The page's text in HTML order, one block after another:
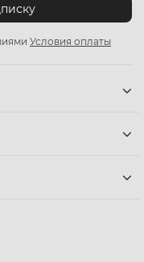
Условия оплаты